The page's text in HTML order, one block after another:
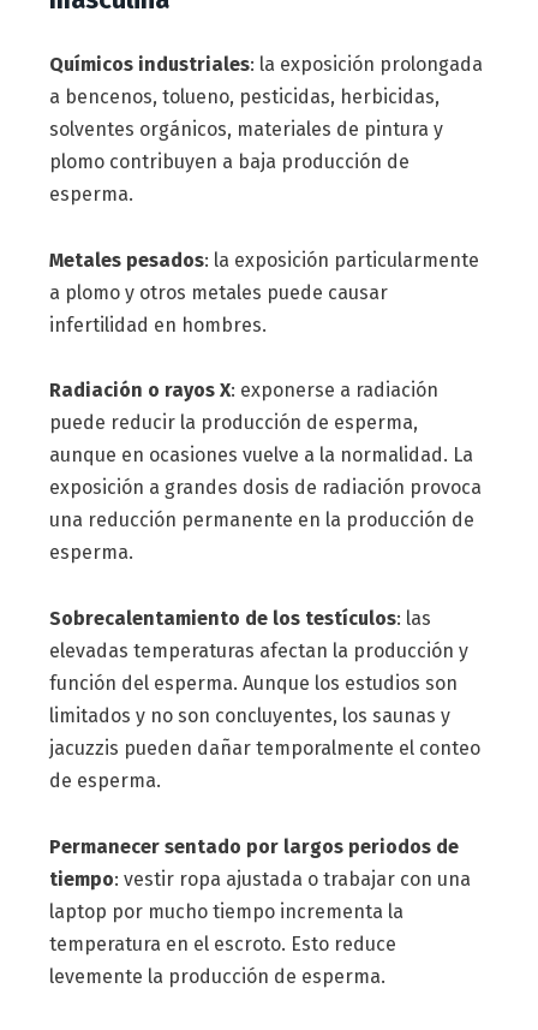
Químicos industriales: la exposición prolongada
a bencenos, tolueno, pesticidas, herbicidas,
solventes orgánicos, materiales de pintura y
plomo contribuyen a baja producción de
esperma.
Metales pesados: la exposición particularmente
a plomo y otros metales puede causar
infertilidad en hombres.
Radiación o rayos X: exponerse a radiación
puede reducir la producción de esperma,
aunque en ocasiones vuelve a la normalidad. La
exposición a grandes dosis de radiación provoca
una reducción permanente en la producción de
esperma.
Sobrecalentamiento de los testículos: las
elevadas temperaturas afectan la producción y
función del esperma. Aunque los estudios son
limitados y no son concluyentes, los saunas y
jacuzzis pueden dañar temporalmente el conteo
de esperma.
Permanecer sentado por largos periodos de
tiempo: vestir ropa ajustada o trabajar con una
laptop por mucho tiempo incrementa la
temperatura en el escroto. Esto reduce
levemente la producción de esperma.